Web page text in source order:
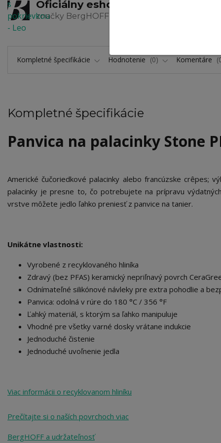
Oficiálny eshop
značky BergHOFF
Kompletné špecifikácie Hodnotenie 0 Komentáre
Kompletné špecifikácie
Panvica na palacinky Stone
Americké čučoriedkové palacinky alebo francúzske crêpes;
palacinky je presne to, čo potrebujete na prípravu
vrstve môžete jedlo ľahko preniesť z panvice na tanier.
Unikátne vlastnosti:
Vyrobené z recyklovaného hliníka
Zdravý (bez PFAS) keramický nepriľnavý povrch
Odnímateľné silikónové návleky pre extra pohodlie a
Panvica: odolná v rúre do 180 °C / 356 °F
Ľahký materiál, s ktorým sa ľahko manipuluje
Vhodné pre všetky varné dosky vrátane indukcie
Jednoduché čistenie
Jednoduché uvoľnenie jedla
Viac informácii o recyklovanom hliníku
Prečítajte si o naších povrchoch viac
BergHOFF a udržateľnosť